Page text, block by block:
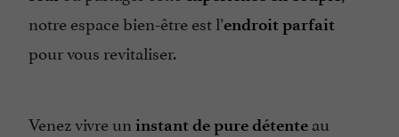
notre espace bien-être est l’endroit parfait
pour vous revitaliser.
Venez vivre un instant de pure détente au